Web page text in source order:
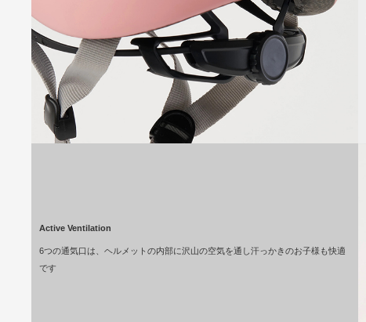
Active Ventilation
6つの通気口は、ヘルメットの内部に沢山の空気を通し汗っかきのお子様も快適
です